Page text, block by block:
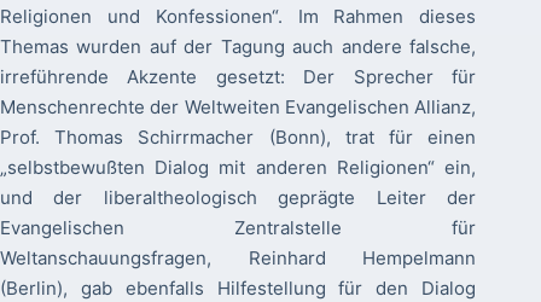
Religionen und Konfessionen“. Im Rahmen dieses
Themas wurden auf der Tagung auch andere falsche,
irreführende Akzente gesetzt: Der Sprecher für
Menschenrechte der Weltweiten Evangelischen Allianz,
Prof. Thomas Schirrmacher (Bonn), trat für einen
„selbstbewußten Dialog mit anderen Religionen“ ein,
und der liberaltheologisch geprägte Leiter der
Evangelischen Zentralstelle für
Weltanschauungsfragen, Reinhard Hempelmann
(Berlin), gab ebenfalls Hilfestellung für den Dialog